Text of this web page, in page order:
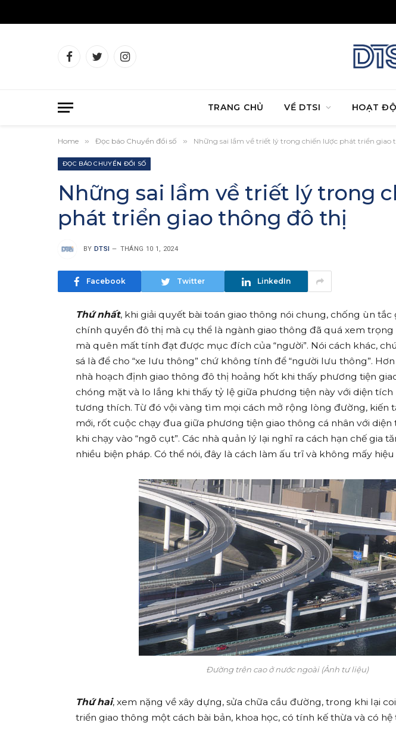
FacebookTwitterInstagram
TRANG CHỦ VỀ DTSI HOẠT
Home » Đọc báo Chuyển đổi số » Những sai lầm về triết lý trong chiến lược phát triển giao
ĐỌC BÁO CHUYỂN ĐỔI SỐ
Những sai lầm về triết lý trong
phát triển giao thông đô thị
BY DTSI THÁNG 10 1, 2024
Facebook Twitter LinkedIn
Thứ nhất, khi giải quyết bài toán giao thông nói chung, chống ùn tắc
chính quyền đô thị mà cụ thể là ngành giao thông đã quá xem trọng
mà quên mất tính đạt được mục đích của “người”. Nói cách khác,
sá là để cho “xe lưu thông” chứ không tính để “người lưu thông”.
nhà hoạch định giao thông đô thị hoảng hốt khi thấy phương tiện
chóng mặt và lo lắng khi thấy tỷ lệ giữa phương tiện này với diện
tương thích. Từ đó vội vàng tìm mọi cách mở rộng lòng đường, kiến
mới, rốt cuộc chạy đua giữa phương tiện giao thông cá nhân với
khi chạy vào “ngõ cụt”. Các nhà quản lý lại nghĩ ra cách hạn chế gia
nhiều biện pháp. Có thể nói, đây là cách làm ấu trĩ và không mấy hiệu
Đường trên cao ở nước ngoài (Ảnh tư liệu)
Thứ hai, xem nặng về xây dựng, sửa chữa cầu đường, trong khi lại
triển giao thông một cách bài bản, khoa học, có tính kế thừa và có hệ